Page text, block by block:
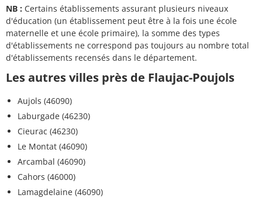
NB : Certains établissements assurant plusieurs niveaux
d'éducation (un établissement peut être à la fois une école
maternelle et une école primaire), la somme des types
d'établissements ne correspond pas toujours au nombre total
d'établissements recensés dans le département.
Les autres villes près de Flaujac-Poujols
Aujols (46090)
Laburgade (46230)
Cieurac (46230)
Le Montat (46090)
Arcambal (46090)
Cahors (46000)
Lamagdelaine (46090)